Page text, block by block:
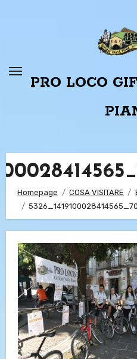
PRO LOCO
Homepage COSA VISITARE